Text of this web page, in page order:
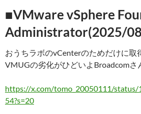
■VMware vSphere
Administrator(2025/
おうちラボのvCenterのためだけに取
VMUGの劣化がひどいよBroadcomさ
https://x.com/tomo_20050111/
54?s=20